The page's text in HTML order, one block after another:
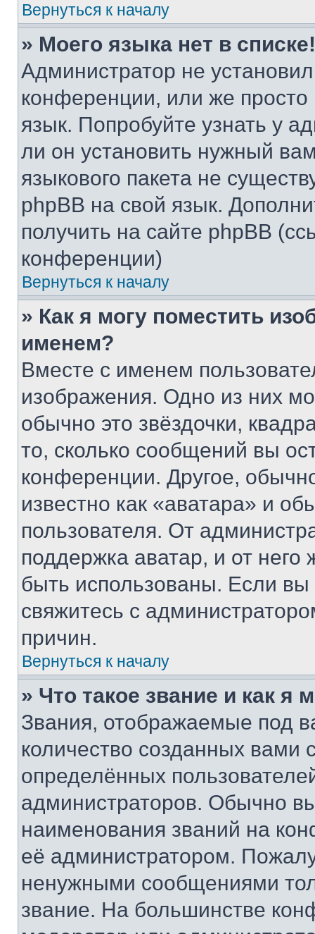
Вернуться к началу
» Моего языка нет в списке!
Администратор не
конференции, или же
язык. Попробуйте узнать у
ли он установить нужный
языкового пакета не
phpBB на свой язык.
получить на сайте phpBB
конференции)
Вернуться к началу
» Как я могу поместить
именем?
Вместе с именем
изображения. Одно из них
обычно это звёздочки,
то, сколько сообщений вы
конференции. Другое,
известно как «аватара» и
пользователя. От
поддержка аватар, и от него
быть использованы. Если
свяжитесь с
причин.
Вернуться к началу
» Что такое звание и как я
Звания, отображаемые под
количество созданных
определённых
администраторов. Обычно
наименования званий на
её администратором.
ненужными сообщениями
звание. На большинстве